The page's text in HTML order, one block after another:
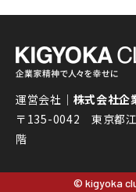
運営会社｜ 株式会社企
〒135-0042 東京都江
階
© kigyoka